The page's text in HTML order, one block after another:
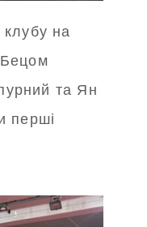
клубу на
та Ян
перші